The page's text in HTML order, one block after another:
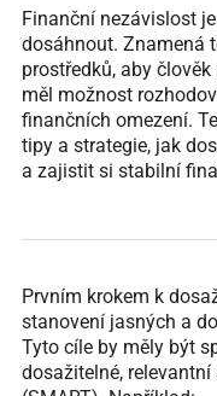
Finanční nezávislost
dosáhnout. Znamená
prostředků, aby
měl možnost
finančních omezení.
tipy a strategie, jak
a zajistit si stabilní
Prvním krokem k
stanovení jasných a
Tyto cíle by měly být
dosažitelné,